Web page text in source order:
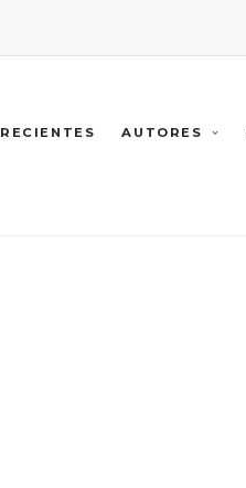
RECIENTES AUTORES